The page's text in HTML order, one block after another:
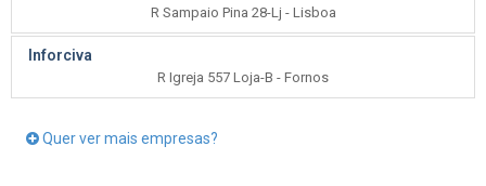
R Sampaio Pina 28-Lj - Lisboa
Inforciva
R Igreja 557 Loja-B - Fornos
Quer ver mais empresas?